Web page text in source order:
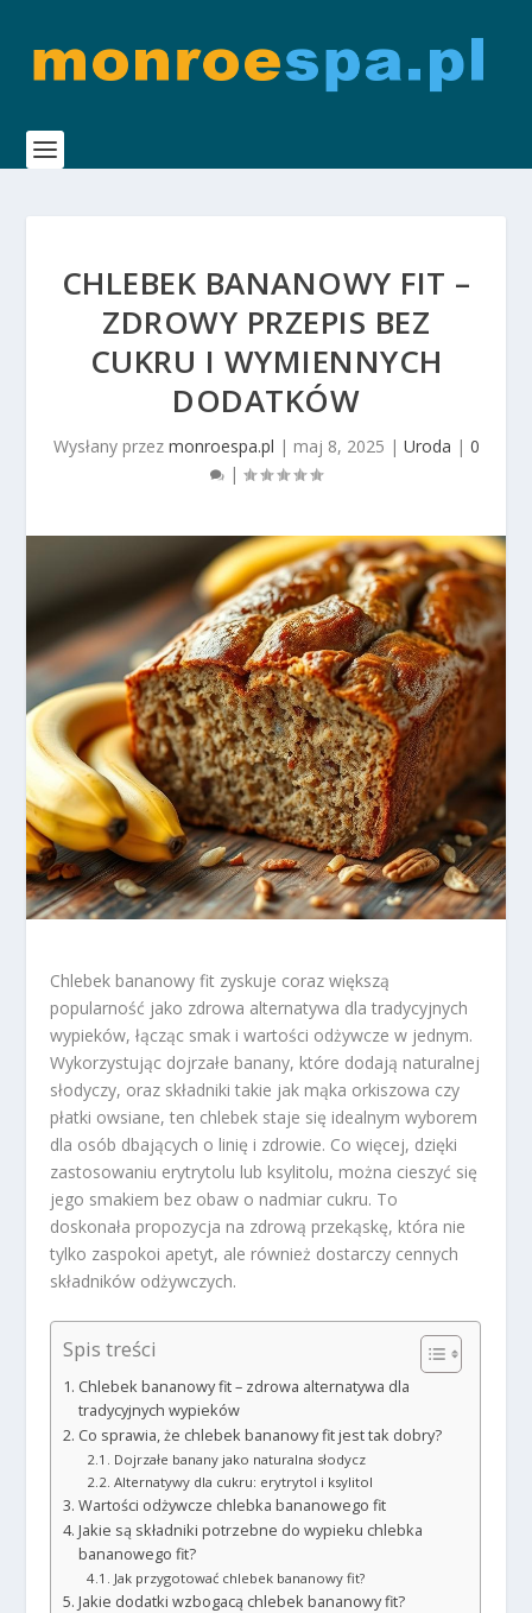
CHLEBEK BANANOWY FIT –
ZDROWY PRZEPIS BEZ
CUKRU I WYMIENNYCH
DODATKÓW
Wysłany przez monroespa.pl | maj 8, 2025 | Uroda | 0
|
Chlebek bananowy fit zyskuje coraz większą
popularność jako zdrowa alternatywa dla tradycyjnych
wypieków, łącząc smak i wartości odżywcze w jednym.
Wykorzystując dojrzałe banany, które dodają naturalnej
słodyczy, oraz składniki takie jak mąka orkiszowa czy
płatki owsiane, ten chlebek staje się idealnym wyborem
dla osób dbających o linię i zdrowie. Co więcej, dzięki
zastosowaniu erytrytolu lub ksylitolu, można cieszyć się
jego smakiem bez obaw o nadmiar cukru. To
doskonała propozycja na zdrową przekąskę, która nie
tylko zaspokoi apetyt, ale również dostarczy cennych
składników odżywczych.
Spis treści
Chlebek bananowy fit – zdrowa alternatywa dla
tradycyjnych wypieków
Co sprawia, że chlebek bananowy fit jest tak dobry?
Dojrzałe banany jako naturalna słodycz
Alternatywy dla cukru: erytrytol i ksylitol
Wartości odżywcze chlebka bananowego fit
Jakie są składniki potrzebne do wypieku chlebka
bananowego fit?
Jak przygotować chlebek bananowy fit?
Jakie dodatki wzbogacą chlebek bananowy fit?